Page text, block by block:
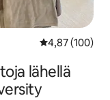
4,87 (100)
lähellä